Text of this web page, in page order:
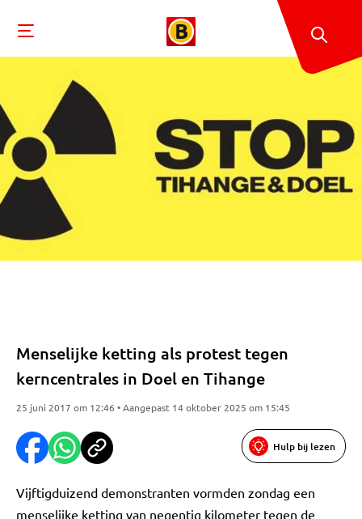
Menselijke ketting als protest tegen
kerncentrales in Doel en Tihange
25 juni 2017 om 12:46 • Aangepast 14 oktober 2025 om 15:45
Hulp bij lezen
Vijftigduizend demonstranten vormden zondag een
menselijke ketting van negentig kilometer tegen de